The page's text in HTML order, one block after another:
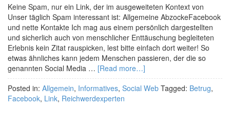
Keine Spam, nur ein Link, der im ausgeweiteten Kontext von
Unser täglich Spam interessant ist: Allgemeine AbzockeFacebook
und nette Kontakte Ich mag aus einem persönlich dargestellten
und sicherlich auch von menschlicher Enttäuschung begleiteten
Erlebnis kein Zitat rauspicken, lest bitte einfach dort weiter! So
etwas ähnliches kann jedem Menschen passieren, der die so
genannten Social Media … [Read more…]
Posted in: Allgemein, Informatives, Social Web Tagged: Betrug,
Facebook, Link, Reichwerdexperten